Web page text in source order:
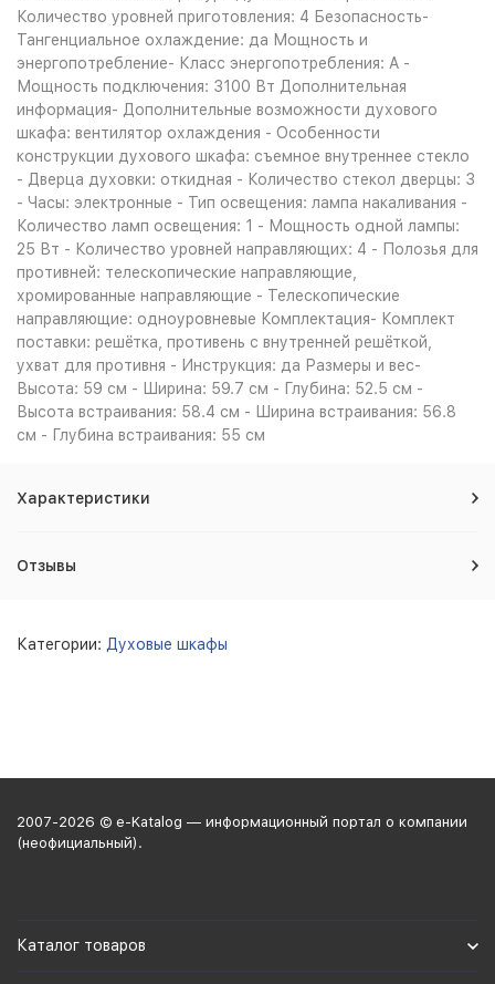
Количество уровней приготовления: 4 Безопасность-
Тангенциальное охлаждение: да Мощность и
энергопотребление- Класс энергопотребления: A -
Мощность подключения: 3100 Вт Дополнительная
информация- Дополнительные возможности духового
шкафа: вентилятор охлаждения - Особенности
конструкции духового шкафа: съемное внутреннее стекло
- Дверца духовки: откидная - Количество стекол дверцы: 3
- Часы: электронные - Тип освещения: лампа накаливания -
Количество ламп освещения: 1 - Мощность одной лампы:
25 Вт - Количество уровней направляющих: 4 - Полозья для
противней: телескопические направляющие,
хромированные направляющие - Телескопические
направляющие: одноуровневые Комплектация- Комплект
поставки: решётка, противень с внутренней решёткой,
ухват для противня - Инструкция: да Размеры и вес-
Высота: 59 см - Ширина: 59.7 см - Глубина: 52.5 см -
Высота встраивания: 58.4 см - Ширина встраивания: 56.8
см - Глубина встраивания: 55 см
Характеристики
Отзывы
Категории: Духовые шкафы
2007-2026 © e-Katalog — информационный портал о компании
(неофициальный).
Каталог товаров